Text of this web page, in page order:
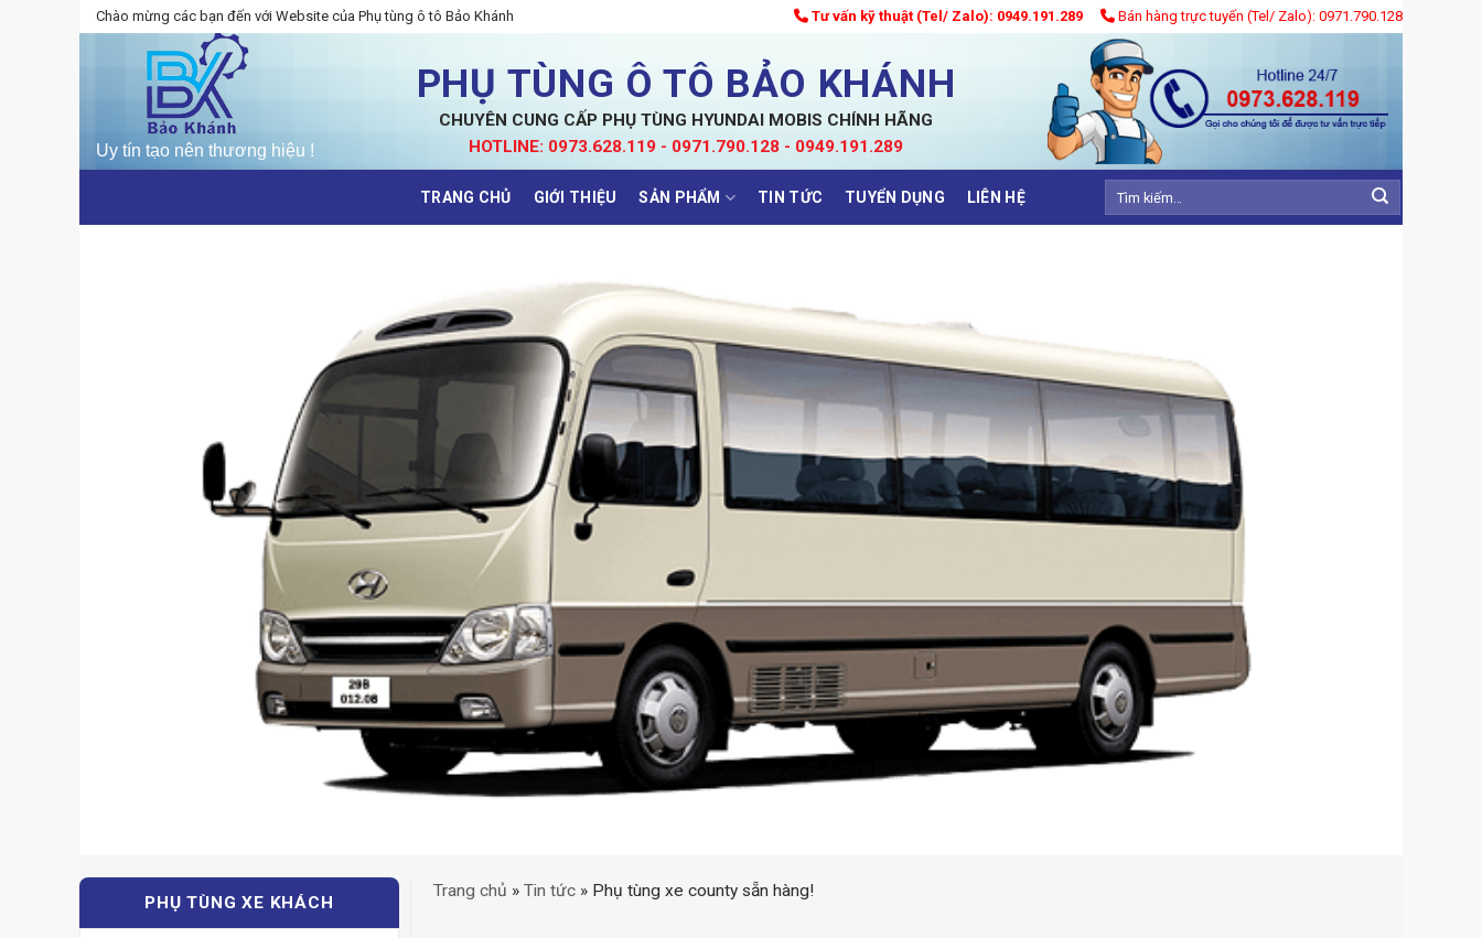
Skip
to
Chào mừng các bạn đến với Website của Phụ tùng ô tô Bảo Khánh Tư vấn kỹ thuật (Tel/ Zalo): 0949.191.289 Bán hàng trực tuyến (Tel/ Zalo): 0971.790.128
PHỤ TÙNG Ô TÔ BẢO KHÁNH
CHUYÊN CUNG CẤP PHỤ TÙNG HYUNDAI MOBIS CHÍNH HÃNG
HOTLINE: 0973.628.119 - 0971.790.128 - 0949.191.289
TRANG CHỦ GIỚI THIỆU SẢN PHẨM TIN TỨC TUYỂN DỤNG LIÊN HỆ
Tìm
PHỤ TÙNG XE KHÁCH
Trang chủ » Tin tức » Phụ tùng xe county sẵn hàng!